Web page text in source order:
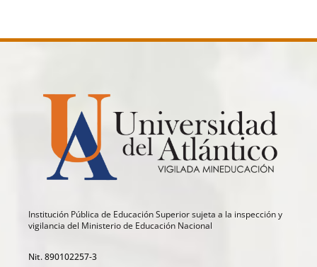
Institución Pública de Educación Superior sujeta a la inspección y
vigilancia del Ministerio de Educación Nacional
Nit. 890102257-3